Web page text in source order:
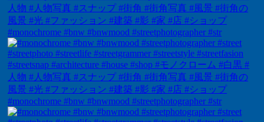
#monochrome #bnw #bnwmood #streetphotographer #str
#monochrome #bnw #bnwmood #streetphotographer #str